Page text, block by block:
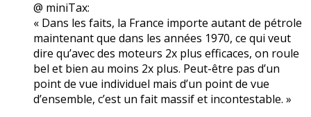
@ miniTax:
« Dans les faits, la France importe autant de pétrole
maintenant que dans les années 1970, ce qui veut
dire qu’avec des moteurs 2x plus efficaces, on roule
bel et bien au moins 2x plus. Peut-être pas d’un
point de vue individuel mais d’un point de vue
d’ensemble, c’est un fait massif et incontestable. »